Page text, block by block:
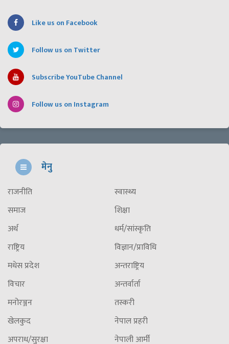
Like us on Facebook
Follow us on Twitter
Subscribe YouTube Channel
Follow us on Instagram
मेनु
राजनीति
समाज
अर्थ
राष्ट्रिय
मधेस प्रदेश
विचार
मनोरञ्जन
खेलकुद
अपराध/सुरक्षा
स्वास्थ्य
शिक्षा
धर्म/सांस्कृति
विज्ञान/प्राविधि
अन्तराष्ट्रिय
अन्तर्वार्ता
तस्करी
नेपाल प्रहरी
नेपाली आर्मी